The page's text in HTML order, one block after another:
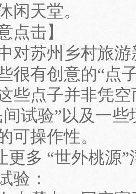
闲天堂。
点击】
对苏州乡村旅
很有创意的“点
些点子并非凭
间试验”以及一
可操作性。
更多 “世外桃源”
验：